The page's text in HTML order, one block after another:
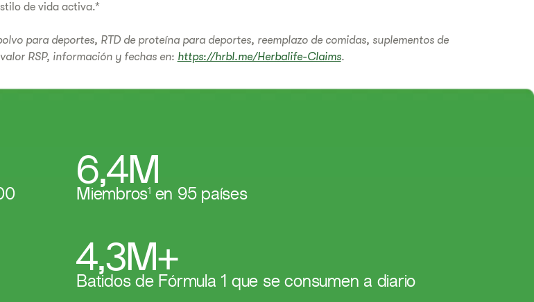
de vida activa.*
para deportes, RTD de proteína para deportes, reemplazo de comidas, suplementos de
RSP, información y fechas en: https://hrbl.me/Herbalife-Claims.
6,4M
Miembros1en 95 países
4,3M+
Batidos de Fórmula 1 que se consumen a diario